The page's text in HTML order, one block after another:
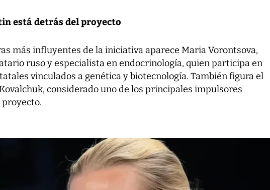
está detrás del proyecto
más influyentes de la iniciativa aparece Maria Vorontsova,
ruso y especialista en endocrinología, quien participa en
vinculados a genética y biotecnología. También figura el
considerado uno de los principales impulsores